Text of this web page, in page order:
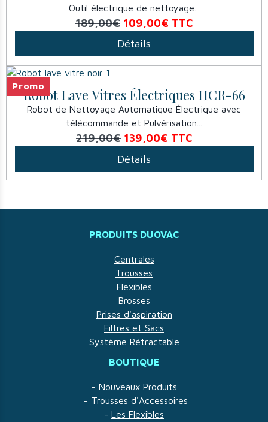
Outil électrique de nettoyage...
189,00€ 109,00€ TTC
Détails
Promo
Robot Lave Vitres Électriques HCR-66
Robot de Nettoyage Automatique Électrique avec
télécommande et Pulvérisation...
219,00€ 139,00€ TTC
Détails
PRODUITS DUOVAC
Centrales
Trousses
Flexibles
Brosses
Prises d'aspiration
Filtres et Sacs
Système Rétractable
BOUTIQUE
- Nouveaux Produits
- Trousses d'Accessoires
- Les Flexibles